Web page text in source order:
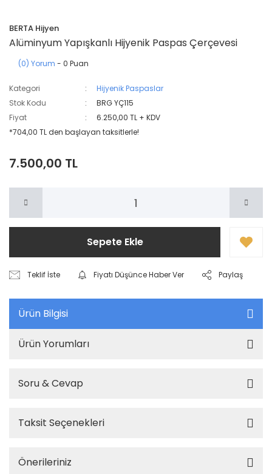
BERTA Hijyen
Alüminyum Yapışkanlı Hijyenik Paspas Çerçevesi
(0) Yorum - 0 Puan
Kategori
Hijyenik Paspaslar
Stok Kodu
BRG YÇ115
Fiyat
6.250,00 TL + KDV
*704,00 TL den başlayan taksitlerle!
7.500,00 TL
Sepete Ekle
Teklif İste Fiyatı Düşünce Haber Ver Paylaş
Ürün Bilgisi
Ürün Yorumları
Soru & Cevap
Taksit Seçenekleri
Önerileriniz